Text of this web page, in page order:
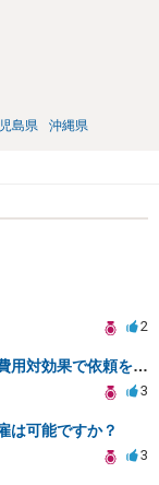
島県 沖縄県
2
警察には弁護士を勧められましたが、費用対効果で依頼をすることを躊躇しています。
3
は可能ですか？
3